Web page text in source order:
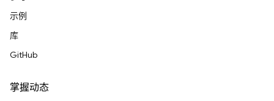
示例
库
GitHub
掌握动态